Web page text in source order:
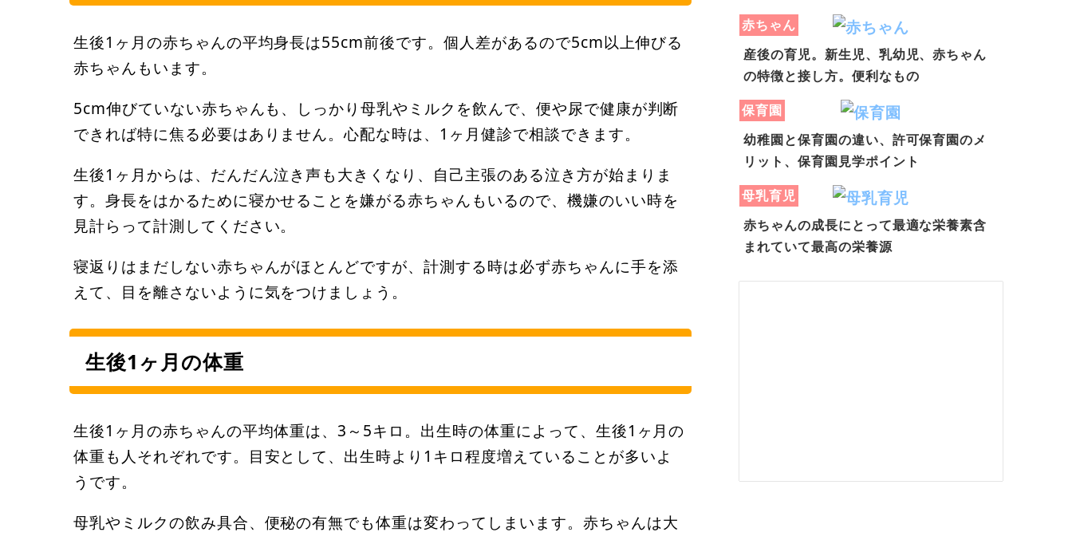
生後1ヶ月の赤ちゃんの平均身長は55cm前後です。個人差があるので5cm以上伸びる
赤ちゃんもいます。
5cm伸びていない赤ちゃんも、しっかり母乳やミルクを飲んで、便や尿で健康が判断
できれば特に焦る必要はありません。心配な時は、1ヶ月健診で相談できます。
生後1ヶ月からは、だんだん泣き声も大きくなり、自己主張のある泣き方が始まりま
す。身長をはかるために寝かせることを嫌がる赤ちゃんもいるので、機嫌のいい時を
見計らって計測してください。
寝返りはまだしない赤ちゃんがほとんどですが、計測する時は必ず赤ちゃんに手を添
えて、目を離さないように気をつけましょう。
生後1ヶ月の体重
生後1ヶ月の赤ちゃんの平均体重は、3～5キロ。出生時の体重によって、生後1ヶ月の
体重も人それぞれです。目安として、出生時より1キロ程度増えていることが多いよ
うです。
母乳やミルクの飲み具合、便秘の有無でも体重は変わってしまいます。赤ちゃんは大
赤ちゃん
産後の育児。新生児、乳幼児、赤ちゃん
の特徴と接し方。便利なもの
保育園
幼稚園と保育園の違い、許可保育園のメ
リット、保育園見学ポイント
母乳育児
赤ちゃんの成長にとって最適な栄養素含
まれていて最高の栄養源